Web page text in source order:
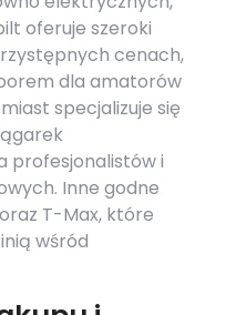
oferuje szeroki
cenach,
dla amatorów
specjalizuje się
profesjonalistów i
Inne godne
T-Max, które
wśród